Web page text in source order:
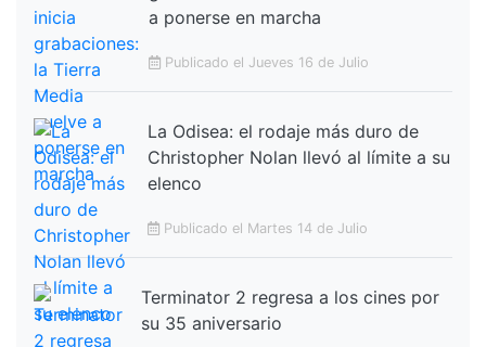
a ponerse en marcha
Publicado el Jueves 16 de Julio
La Odisea: el rodaje más duro de
Christopher Nolan llevó al límite a su
elenco
Publicado el Martes 14 de Julio
Terminator 2 regresa a los cines por
su 35 aniversario